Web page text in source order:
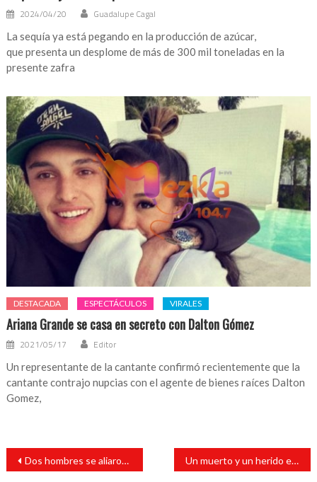
2024/04/20 Guadalupe Cagal
La sequía ya está pegando en la producción de azúcar,
que presenta un desplome de más de 300 mil toneladas en la
presente zafra
DESTACADA ESPECTÁCULOS VIRALES
Ariana Grande se casa en secreto con Dalton Gómez
2021/05/17 Editor
Un representante de la cantante confirmó recientemente que la
cantante contrajo nupcias con el agente de bienes raíces Dalton
Gomez,
Navegación
entradas
Dos hombres se aliaron a machetazos se encuentran hospitalizados Un muerto y un herido en tragico accidente automovilistico en Villa Comoapan